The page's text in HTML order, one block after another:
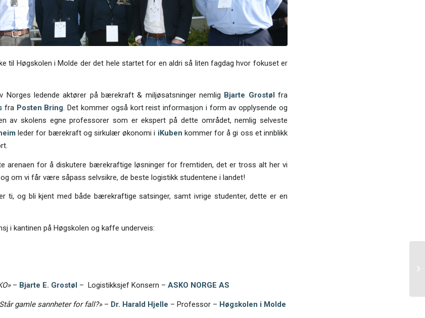
til Høgskolen i Molde der det hele startet for en aldri så liten fagdag hvor fokuset er
ledende aktører på bærekraft & miljøsatsninger nemlig Bjarte Grostøl fra
fra Posten Bring. Det kommer også kort reist informasjon i form av opplysende og
av skolens egne professorer som er ekspert på dette området, nemlig selveste
leder for bærekraft og sirkulær økonomi i iKuben kommer for å gi oss et innblikk
arenaen for å diskutere bærekraftige løsninger for fremtiden, det er tross alt her vi
om vi får være såpass selvsikre, de beste logistikk studentene i landet!
ti, og bli kjent med både bærekraftige satsinger, samt ivrige studenter, dette er en
i kantinen på Høgskolen og kaffe underveis:
– Bjarte E. Grostøl – Logistikksjef Konsern – ASKO NORGE AS
gamle sannheter for fall?»– Dr. Harald Hjelle – Professor – Høgskolen i Molde